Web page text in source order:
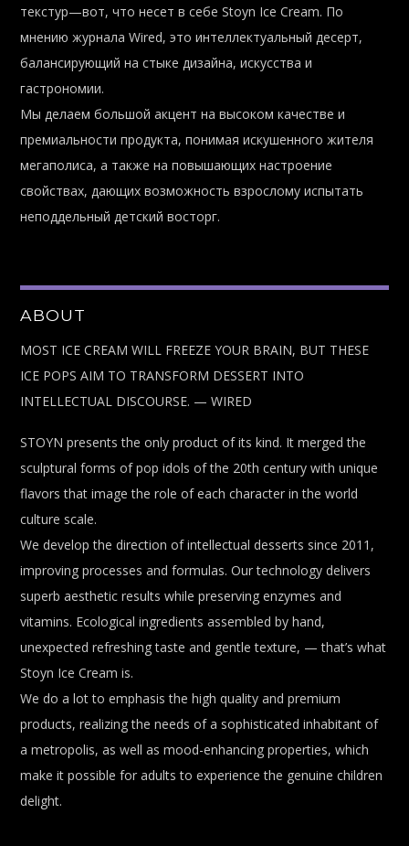
текстур—вот, что несет в себе Stoyn Ice Cream. По
мнению журнала Wired, это интеллектуальный десерт,
балансирующий на стыке дизайна, искусства и
гастрономии.
Мы делаем большой акцент на высоком качестве и
премиальности продукта, понимая искушенного жителя
мегаполиса, а также на повышающих настроение
свойствах, дающих возможность взрослому испытать
неподдельный детский восторг.
ABOUT
MOST ICE CREAM WILL FREEZE YOUR BRAIN, BUT THESE
ICE POPS AIM TO TRANSFORM DESSERT INTO
INTELLECTUAL DISCOURSE. — WIRED
STOYN presents the only product of its kind. It merged the
sculptural forms of pop idols of the 20th century with unique
flavors that image the role of each character in the world
culture scale.
We develop the direction of intellectual desserts since 2011,
improving processes and formulas. Our technology delivers
superb aesthetic results while preserving enzymes and
vitamins. Ecological ingredients assembled by hand,
unexpected refreshing taste and gentle texture, — that’s what
Stoyn Ice Cream is.
We do a lot to emphasis the high quality and premium
products, realizing the needs of a sophisticated inhabitant of
a metropolis, as well as mood-enhancing properties, which
make it possible for adults to experience the genuine children
delight.